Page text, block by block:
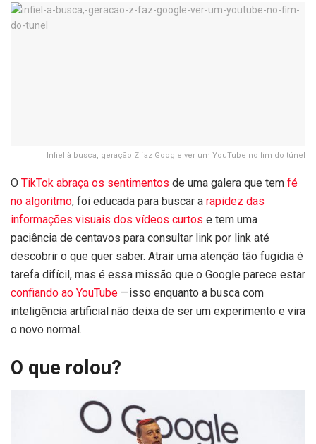
Infiel à busca, geração Z faz Google ver um YouTube no fim do túnel
O TikTok abraça os sentimentos de uma galera que tem fé
no algoritmo, foi educada para buscar a rapidez das
informações visuais dos vídeos curtos e tem uma
paciência de centavos para consultar link por link até
descobrir o que quer saber. Atrair uma atenção tão fugidia é
tarefa difícil, mas é essa missão que o Google parece estar
confiando ao YouTube —isso enquanto a busca com
inteligência artificial não deixa de ser um experimento e vira
o novo normal.
O que rolou?